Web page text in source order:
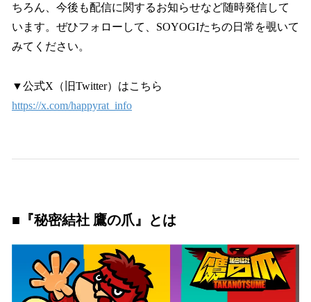
ちろん、今後も配信に関するお知らせなど随時発信して
います。ぜひフォローして、SOYOGIたちの日常を覗いて
みてください。
▼公式X（旧Twitter）はこちら
https://x.com/happyrat_info
■『秘密結社 鷹の爪』とは